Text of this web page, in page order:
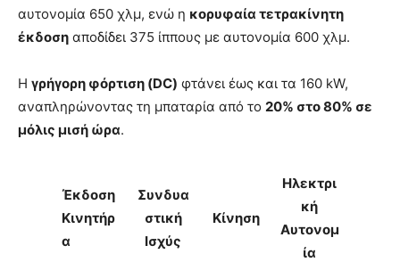
αυτονομία 650 χλμ, ενώ η κορυφαία τετρακίνητη
έκδοση αποδίδει 375 ίππους με αυτονομία 600 χλμ.
Η γρήγορη φόρτιση (DC) φτάνει έως και τα 160 kW,
αναπληρώνοντας τη μπαταρία από το 20% στο 80% σε
μόλις μισή ώρα.
Έκδοση
Κινητήρ
α
Συνδυα
στική
Ισχύς
Κίνηση
Ηλεκτρι
κή
Αυτονομ
ία